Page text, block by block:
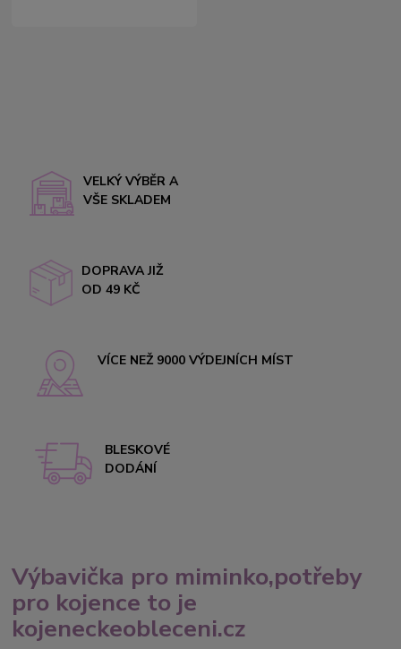
VELKÝ VÝBĚR A
VŠE SKLADEM
DOPRAVA JIŽ
OD 49 KČ
VÍCE NEŽ 9000 VÝDEJNÍCH MÍST
BLESKOVÉ
DODÁNÍ
Výbavička pro miminko,potřeby
pro kojence to je
kojeneckeobleceni.cz